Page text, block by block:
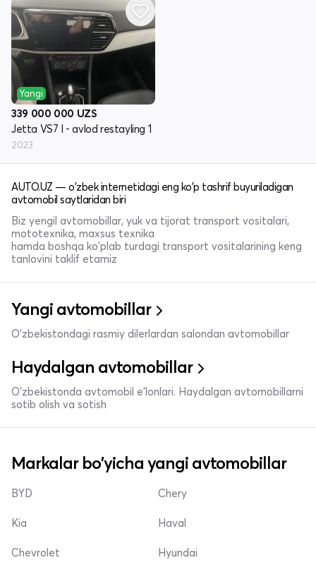
Yangi
339 000 000 UZS
Jetta VS7 I - avlod restayling 1
2023
AUTO.UZ — o'zbek internetidagi eng ko'p tashrif buyuriladigan
avtomobil saytlaridan biri
Biz yengil avtomobillar, yuk va tijorat transport vositalari,
mototexnika, maxsus texnika
hamda boshqa ko'plab turdagi transport vositalarining keng
tanlovini taklif etamiz
Yangi avtomobillar
O'zbekistondagi rasmiy dilerlardan salondan avtomobillar
Haydalgan avtomobillar
O'zbekistonda avtomobil e’lonlari. Haydalgan avtomobillarni
sotib olish va sotish
Markalar bo'yicha yangi avtomobillar
BYD
Kia
Chevrolet
Chery
Haval
Hyundai